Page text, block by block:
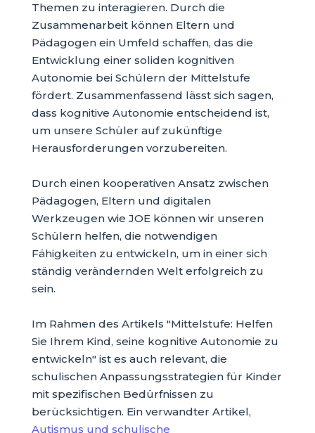
Themen zu interagieren. Durch die
Zusammenarbeit können Eltern und
Pädagogen ein Umfeld schaffen, das die
Entwicklung einer soliden kognitiven
Autonomie bei Schülern der Mittelstufe
fördert. Zusammenfassend lässt sich sagen,
dass kognitive Autonomie entscheidend ist,
um unsere Schüler auf zukünftige
Herausforderungen vorzubereiten.
Durch einen kooperativen Ansatz zwischen
Pädagogen, Eltern und digitalen
Werkzeugen wie JOE können wir unseren
Schülern helfen, die notwendigen
Fähigkeiten zu entwickeln, um in einer sich
ständig verändernden Welt erfolgreich zu
sein.
Im Rahmen des Artikels "Mittelstufe: Helfen
Sie Ihrem Kind, seine kognitive Autonomie zu
entwickeln" ist es auch relevant, die
schulischen Anpassungsstrategien für Kinder
mit spezifischen Bedürfnissen zu
berücksichtigen. Ein verwandter Artikel,
Autismus und schulische